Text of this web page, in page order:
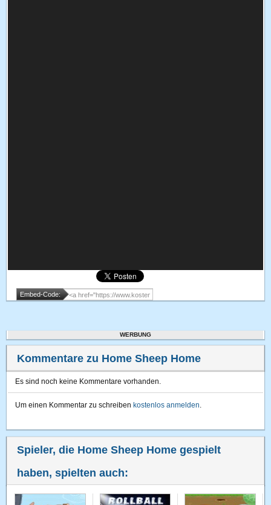
Embed-Code:
WERBUNG
Kommentare zu Home Sheep Home
Es sind noch keine Kommentare vorhanden.
Um einen Kommentar zu schreiben kostenlos anmelden.
Spieler, die Home Sheep Home gespielt
haben, spielten auch: